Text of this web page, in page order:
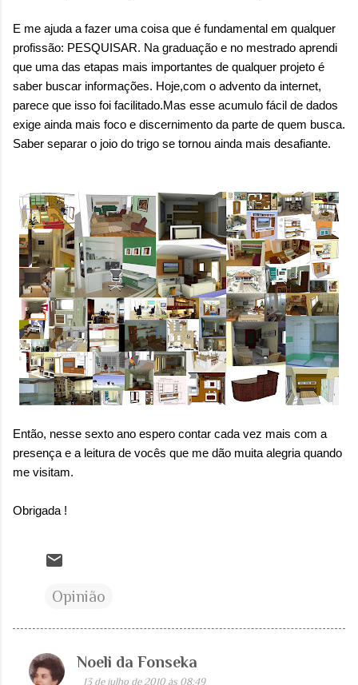
E me ajuda a fazer uma coisa que é fundamental em qualquer
profissão: PESQUISAR. Na graduação e no mestrado aprendi
que uma das etapas mais importantes de qualquer projeto é
saber buscar informações. Hoje,com o advento da internet,
parece que isso foi facilitado.Mas esse acumulo fácil de dados
exige ainda mais foco e discernimento da parte de quem busca.
Saber separar o joio do trigo se tornou ainda mais desafiante.
Então, nesse sexto ano espero contar cada vez mais com a
presença e a leitura de vocês que me dão muita alegria quando
me visitam.
Obrigada !
Opinião
C
Noeli da Fonseka
13 de julho de 2010 às 08:49